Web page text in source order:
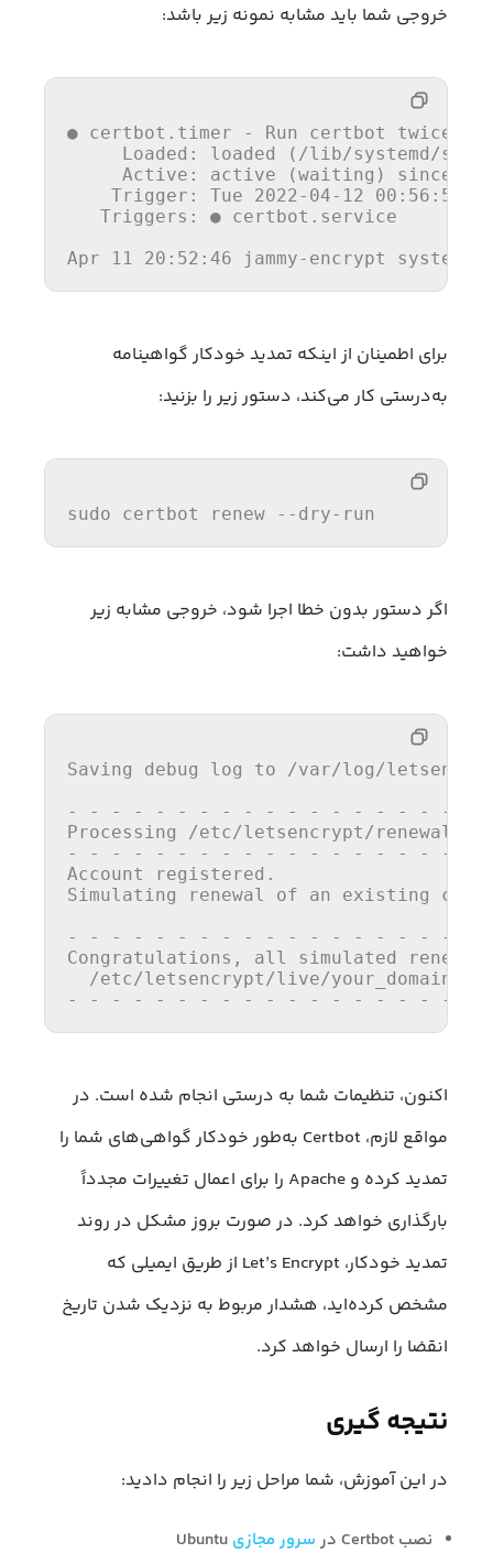
خروجی شما باید مشابه نمونه زیر باشد:
● certbot.timer - Run certbot twice
Loaded:
loaded
(/lib/systemd/
Active:
active (waiting) since
Trigger:
Tue 2022-04-12 00:56:55
Triggers:
● certbot.service
Apr
11 20 :52:46 jammy-encrypt
برای اطمینان از اینکه تمدید خودکار گواهینامه
به‌درستی کار می‌کند، دستور زیر را بزنید:
sudo certbot renew --dry-run
اگر دستور بدون خطا اجرا شود، خروجی مشابه زیر
خواهید داشت:
Saving debug log to /var/log/
- - - - - - - - - - - - - - - - - - -
Processing /etc/letsencrypt/renewal/y
- - - - - - - - - - - - - - - - - - -
Account registered.
Simulating renewal of an existing
- - - - - - - - - - - - - - - - - - -
Congratulations, all simulated
/etc/letsencrypt/live/your_domain/
- - - - - - - - - - - - - - - - - - -
اکنون، تنظیمات شما به درستی انجام شده است. در
مواقع لازم، Certbot به‌طور خودکار گواهی‌های شما را
تمدید کرده و Apache را برای اعمال تغییرات مجدداً
بارگذاری خواهد کرد. در صورت بروز مشکل در روند
تمدید خودکار، Let’s Encrypt از طریق ایمیلی که
مشخص کرده‌اید، هشدار مربوط به نزدیک شدن تاریخ
انقضا را ارسال خواهد کرد.
نتیجه گیری
در این آموزش، شما مراحل زیر را انجام دادید:
نصب Certbot در سرور مجازی